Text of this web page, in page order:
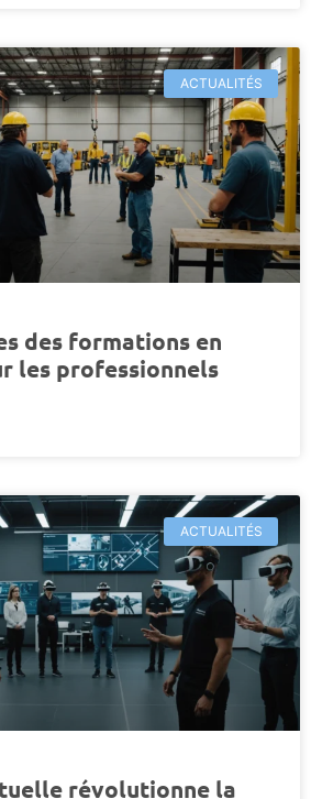
ACTUALITÉS
des formations en
les professionnels
ACTUALITÉS
révolutionne la